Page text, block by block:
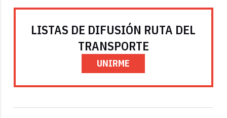
LISTAS DE DIFUSIÓN RUTA DEL
TRANSPORTE
UNIRME